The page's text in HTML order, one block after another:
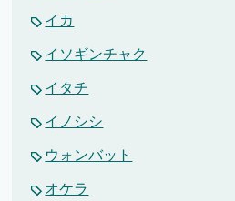
イカ
イソギンチャク
イタチ
イノシシ
ウォンバット
オケラ